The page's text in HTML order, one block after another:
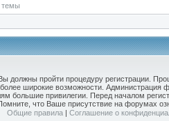
темы
должны пройти процедуру регистрации.
широкие возможности. Администрация
большие привилегии. Перед началом
что Ваше присутствие на форумах
Общие правила | Соглашение о